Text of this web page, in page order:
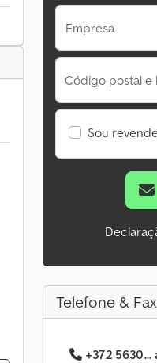
Empresa
Código postal e
Sou
Telefone & Fax
+372